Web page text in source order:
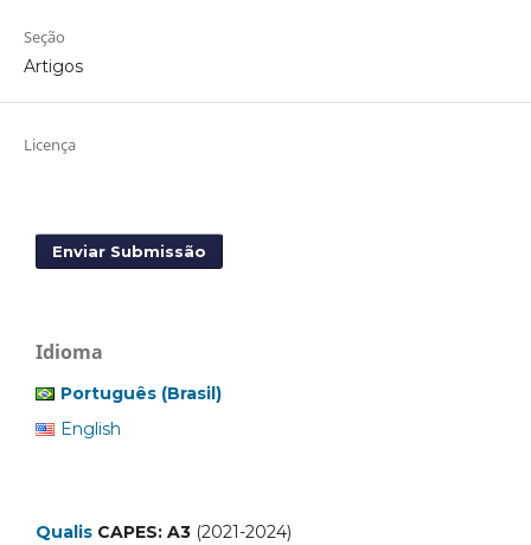
Seção
Artigos
Licença
Enviar Submissão
Idioma
Português (Brasil)
English
Qualis CAPES: A3 (2021-2024)